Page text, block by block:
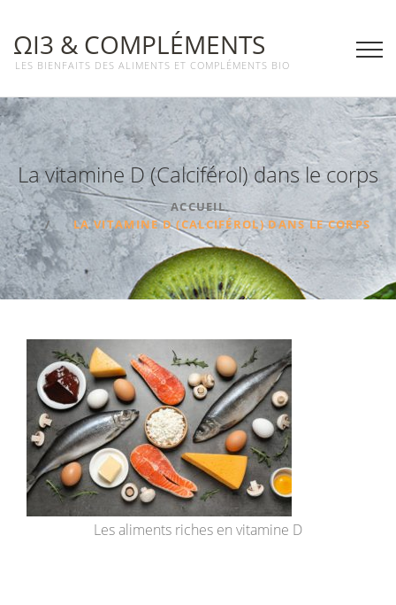
ΩΙ3 & COMPLÉMENTS
LES BIENFAITS DES ALIMENTS ET COMPLÉMENTS BIO
La vitamine D (Calciférol) dans le corps
ACCUEIL
LA VITAMINE D (CALCIFÉROL) DANS LE CORPS
Les aliments riches en vitamine D